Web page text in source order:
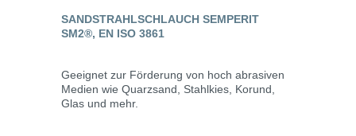
SANDSTRAHLSCHLAUCH SEMPERIT
SM2®, EN ISO 3861
Geeignet zur Förderung von hoch abrasiven
Medien wie Quarzsand, Stahlkies, Korund,
Glas und mehr.